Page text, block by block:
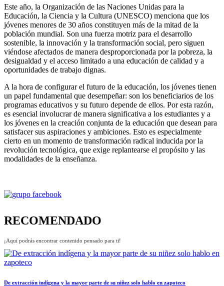
Este año, la Organización de las Naciones Unidas para la
Educación, la Ciencia y la Cultura (UNESCO) menciona que los
jóvenes menores de 30 años constituyen más de la mitad de la
población mundial. Son una fuerza motriz para el desarrollo
sostenible, la innovación y la transformación social, pero siguen
viéndose afectados de manera desproporcionada por la pobreza, la
desigualdad y el acceso limitado a una educación de calidad y a
oportunidades de trabajo dignas.
A la hora de configurar el futuro de la educación, los jóvenes tienen
un papel fundamental que desempeñar: son los beneficiarios de los
programas educativos y su futuro depende de ellos. Por esta razón,
es esencial involucrar de manera significativa a los estudiantes y a
los jóvenes en la creación conjunta de la educación que desean para
satisfacer sus aspiraciones y ambiciones. Esto es especialmente
cierto en un momento de transformación radical inducida por la
revolución tecnológica, que exige replantearse el propósito y las
modalidades de la enseñanza.
RECOMENDADO
¡Aquí podrás encontrar contenido pensado para ti!
De extracción indígena y la mayor parte de su niñez solo hablo en zapoteco